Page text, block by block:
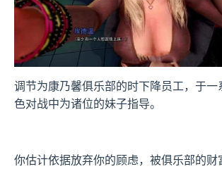
调节为康乃馨俱乐部的时下降员工，于一
色对战中为诸位的妹子指导。
你估计依据放弃你的顾虑，被俱乐部的